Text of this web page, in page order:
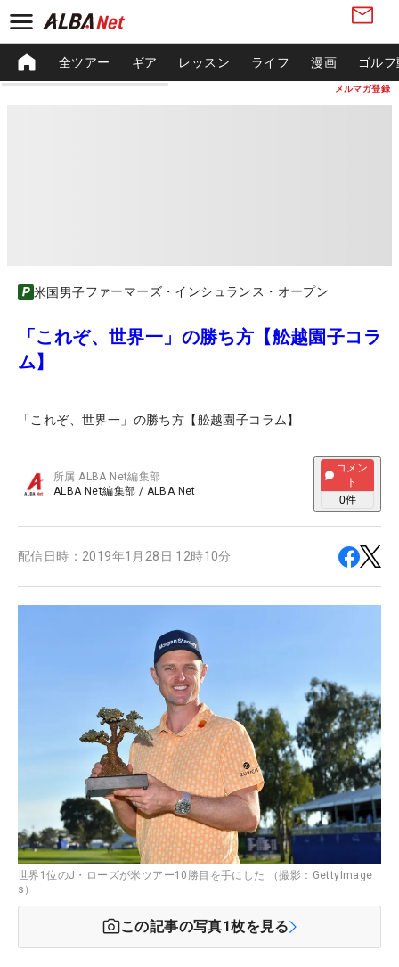
メルマガ登録
全ツアー ギア レッスン ライフ 漫画 ゴル
米国男子ファーマーズ・インシュランス・オープン
「これぞ、世界一」の勝ち方【舩越園子コラ
ム】
「これぞ、世界一」の勝ち方【舩越園子コラム】
所属ALBA Net編集部
ALBA Net編集部 / ALBA Net
コメン
ト
0件
配信日時： 2019年1月28日 12時10分
世界1位のJ・ローズが米ツアー10勝目を手にした （撮影：GettyImage
s）
この記事の写真1枚を見る